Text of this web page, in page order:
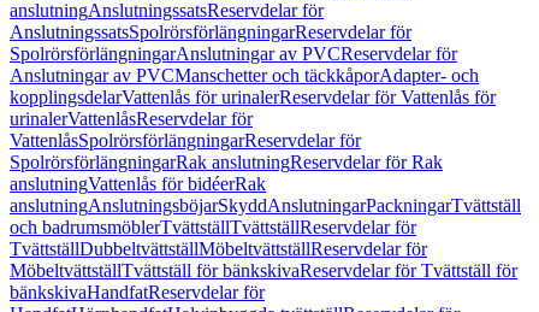
anslutningAnslutningssatsReservdelar för
AnslutningssatsSpolrörsförlängningarReservdelar för
SpolrörsförlängningarAnslutningar av PVCReservdelar för
Anslutningar av PVCManschetter och täckkåporAdapter- och
kopplingsdelarVattenlås för urinalerReservdelar för Vattenlås för
urinalerVattenlåsReservdelar för
VattenlåsSpolrörsförlängningarReservdelar för
SpolrörsförlängningarRak anslutningReservdelar för Rak
anslutningVattenlås för bidéerRak
anslutningAnslutningsböjarSkyddAnslutningarPackningarTvättställ
och badrumsmöblerTvättställTvättställReservdelar för
TvättställDubbeltvättställMöbeltvättställReservdelar för
MöbeltvättställTvättställ för bänkskivaReservdelar för Tvättställ för
bänkskivaHandfatReservdelar för